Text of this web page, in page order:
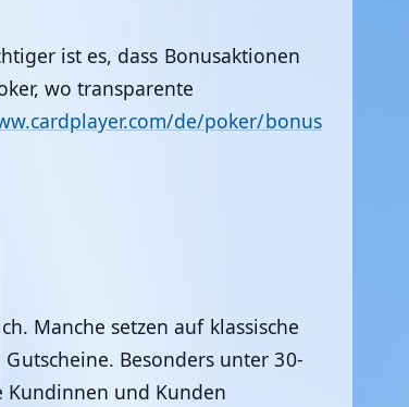
ist es, dass Bonusaktionen
wo transparente
de/poker/bonus
Manche setzen auf klassische
Besonders unter 30-
Kundinnen und Kunden